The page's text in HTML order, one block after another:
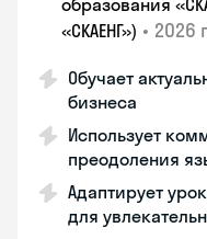
образования
«СКАЕНГ») • 2026
Обучает
бизнеса
Использует
преодоления
Адаптирует
для